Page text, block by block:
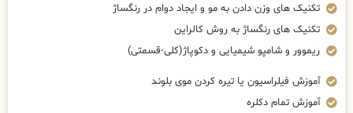
تکنیک های وزن دادن به مو و ایجاد دوام در رنگساژ
تکنیک های رنگساژ به روش کالراین
ریموور و شامپو شیمیایی و دکوپاژ(کلی-قسمتی)
آموزش فیلراسیون یا تیره کردن موی بلوند
آموزش تمام دکلره